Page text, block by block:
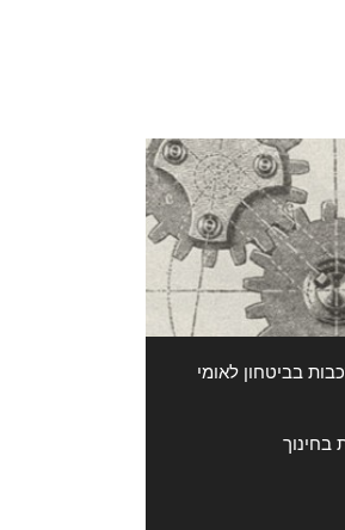
בביטחון לאומי
בחינוך